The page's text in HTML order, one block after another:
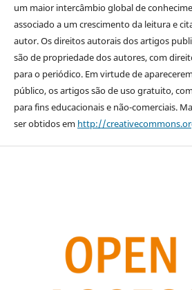
um maior intercâmbio global de
associado a um crescimento da leitura e
autor. Os direitos autorais dos artigos
são de propriedade dos autores, com
para o periódico. Em virtude de
público, os artigos são de uso gratuito,
para fins educacionais e não-comerciais.
ser obtidos em http://